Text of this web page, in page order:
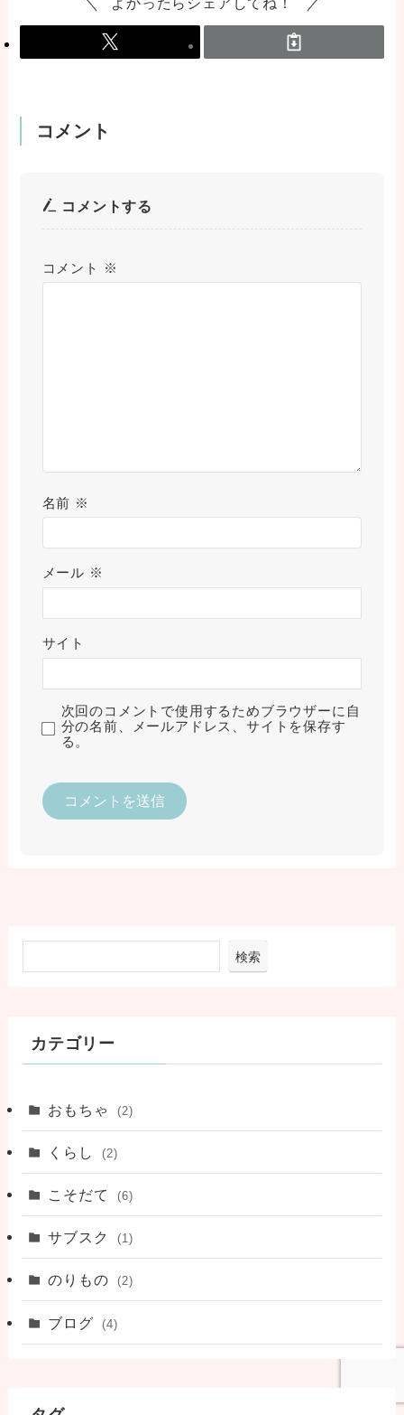
コメント
コメントする
コメント ※
名前 ※
メール ※
サイト
次回のコメントで使用するためブラウザーに自
分の名前、メールアドレス、サイトを保存す
る。
検索
カテゴリー
おもちゃ (2)
くらし (2)
こそだて (6)
サブスク (1)
のりもの (2)
ブログ (4)